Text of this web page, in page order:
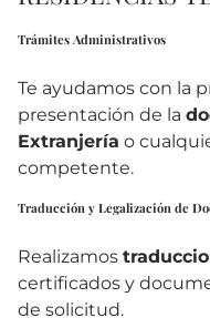
Trámites Administrativos
Te ayudamos con la
presentación de la
Extranjería o
competente.
Traducción y Legalización de
Realizamos
certificados y
de solicitud.